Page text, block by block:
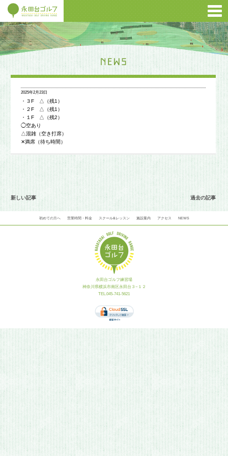
2025年2月23日
・３F △（残1）
・２F △（残1）
・１F △（残2）
◯空あり
△混雑（空き打席）
✕満席（待ち時間）
新しい記事 過去の記事
初めての方へ 営業時間・料金 スクール&レッスン 施設案内 アクセス NEWS
永田台ゴルフ練習場
神奈川県横浜市南区永田台３−１２
TEL.045-741-5621